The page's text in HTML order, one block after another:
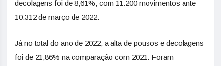
decolagens foi de 8,61%, com 11.200 movimentos ante
10.312 de março de 2022.
Já no total do ano de 2022, a alta de pousos e decolagens
foi de 21,86% na comparação com 2021. Foram